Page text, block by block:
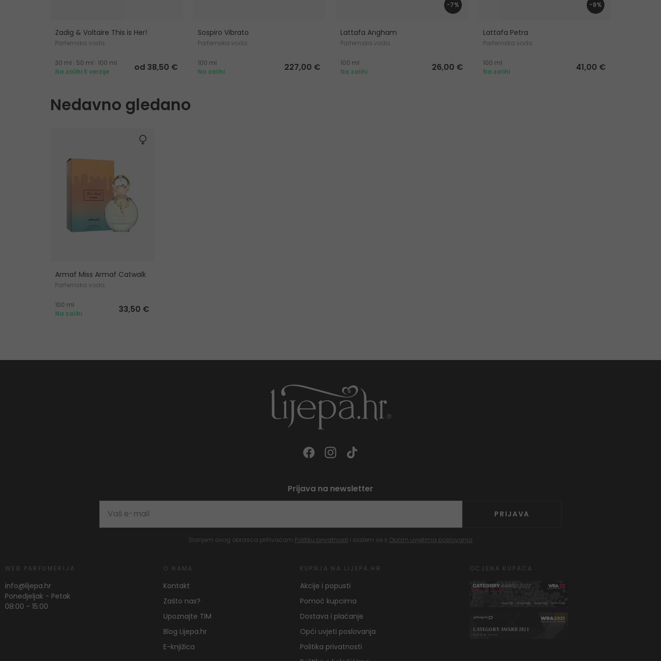
Zadig & Voltaire This is Her!
Parfemska voda
30 ml 50 ml
100 ml
Na zalihi 5 verzije
od 38,50 €
Sospiro Vibrato
Parfemska voda
100 ml
Na zalihi
227,00 €
-7%
Lattafa Angham
Parfemska voda
100 ml
Na zalihi
26,00 €
-8%
Lattafa Petra
Parfemska voda
100 ml
Na zalihi
41,00 €
Nedavno gledano
Armaf Miss Armaf Catwalk
Parfemska voda
100 ml
Na zalihi
33,50 €
Prijava na newsletter
PRIJAVA
Slanjem ovog obrasca prihvaćam Politiku privatnosti i slažem se s Općim uvjetima poslovanja
WEB PARFUMERIJA
info@lijepa.hr
Ponedjeljak - Petak
08:00 - 15:00
O NAMA
Kontakt
Zašto nas?
Upoznajte TIM
Blog Lijepa.hr
E-knjižica
KUPNJA NA LIJEPA.HR
Akcije i popusti
Pomoć kupcima
Dostava i plaćanje
Opći uvjeti poslovanja
Politika privatnosti
OCJENA KUPACA